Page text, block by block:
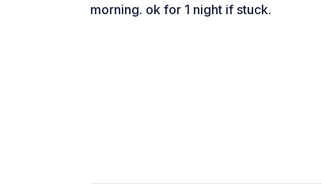
morning. ok for 1 night if stuck.